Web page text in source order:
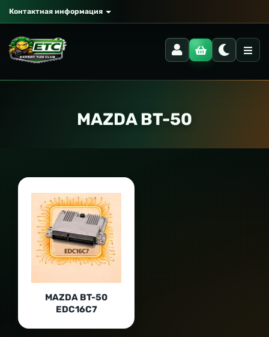
Контактная информация
MAZDA BT-50
MAZDA BT-50
EDC16C7